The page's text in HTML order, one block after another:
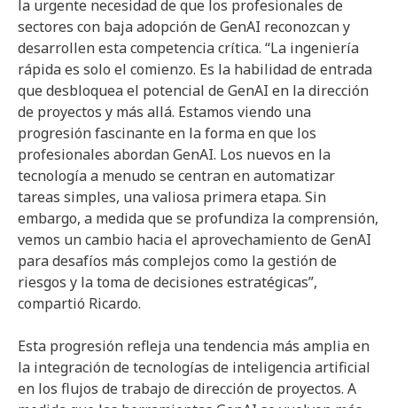
la urgente necesidad de que los profesionales de
sectores con baja adopción de GenAI reconozcan y
desarrollen esta competencia crítica. “La ingeniería
rápida es solo el comienzo. Es la habilidad de entrada
que desbloquea el potencial de GenAI en la dirección
de proyectos y más allá. Estamos viendo una
progresión fascinante en la forma en que los
profesionales abordan GenAI. Los nuevos en la
tecnología a menudo se centran en automatizar
tareas simples, una valiosa primera etapa. Sin
embargo, a medida que se profundiza la comprensión,
vemos un cambio hacia el aprovechamiento de GenAI
para desafíos más complejos como la gestión de
riesgos y la toma de decisiones estratégicas”,
compartió Ricardo.
Esta progresión refleja una tendencia más amplia en
la integración de tecnologías de inteligencia artificial
en los flujos de trabajo de dirección de proyectos. A